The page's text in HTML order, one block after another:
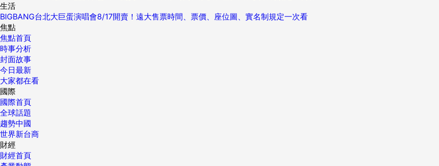
生活
BIGBANG台北大巨蛋演唱會8/17開賣！遠大售票時間、票價、座位圖、實名制規定一次看
焦點
焦點首頁
時事分析
封面故事
今日最新
大家都在看
國際
國際首頁
全球話題
趨勢中國
世界新台商
財經
財經首頁